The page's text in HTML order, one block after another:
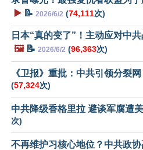
▶️ 📝 2026/6/2 (74,111次)
日本“真的变了”！主动应对中
🖼️📝 2026/6/2 (96,363次)
《卫报》重批：中共引领分裂
(57,324次)
中共降级香格里拉 避谈军腐遭
次)
不再维护习核心地位？中共政